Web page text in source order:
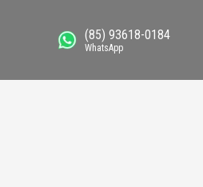
(85) 93618-0184
WhatsApp